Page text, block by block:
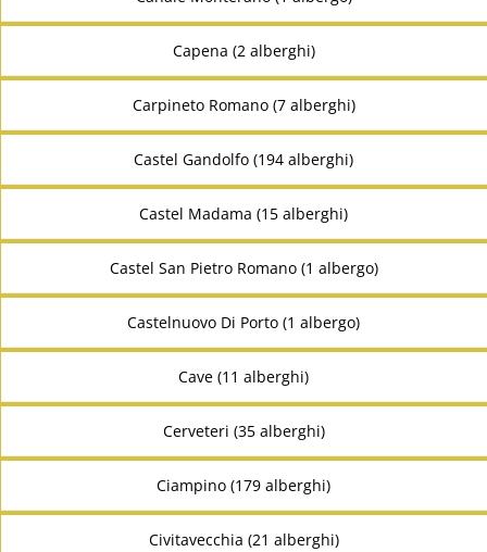
Capena (2 alberghi)
Carpineto Romano (7 alberghi)
Castel Gandolfo (194 alberghi)
Castel Madama (15 alberghi)
Castel San Pietro Romano (1 albergo)
Castelnuovo Di Porto (1 albergo)
Cave (11 alberghi)
Cerveteri (35 alberghi)
Ciampino (179 alberghi)
Civitavecchia (21 alberghi)